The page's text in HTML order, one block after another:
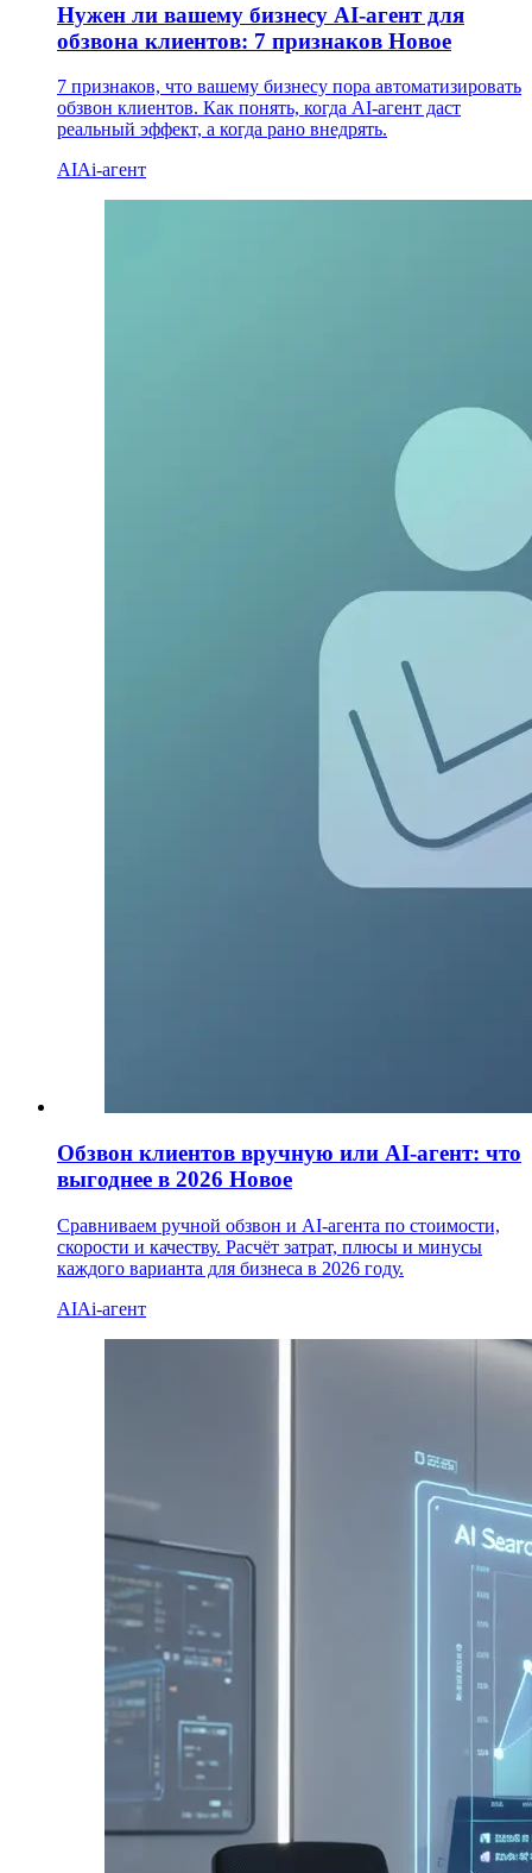
Нужен ли вашему бизнесу AI-агент для
обзвона клиентов: 7 признаков Новое
7 признаков, что вашему бизнесу пора автоматизировать
обзвон клиентов. Как понять, когда AI-агент даст
реальный эффект, а когда рано внедрять.
AIAi-агент
Обзвон клиентов вручную или AI-агент: что
выгоднее в 2026 Новое
Сравниваем ручной обзвон и AI-агента по стоимости,
скорости и качеству. Расчёт затрат, плюсы и минусы
каждого варианта для бизнеса в 2026 году.
AIAi-агент